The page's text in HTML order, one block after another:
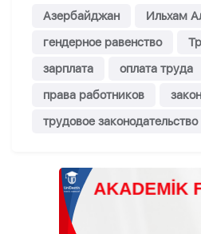
Азербайджан
Ильхам
гендерное равенство
зарплата
оплата труда
права работников
закон
трудовое законодательство